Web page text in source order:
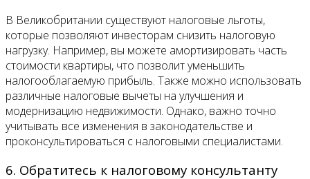
В Великобритании существуют налоговые льготы,
которые позволяют инвесторам снизить налоговую
нагрузку. Например, вы можете амортизировать часть
стоимости квартиры, что позволит уменьшить
налогооблагаемую прибыль. Также можно использовать
различные налоговые вычеты на улучшения и
модернизацию недвижимости. Однако, важно точно
учитывать все изменения в законодательстве и
проконсультироваться с налоговыми специалистами.
6. Обратитесь к налоговому консультанту